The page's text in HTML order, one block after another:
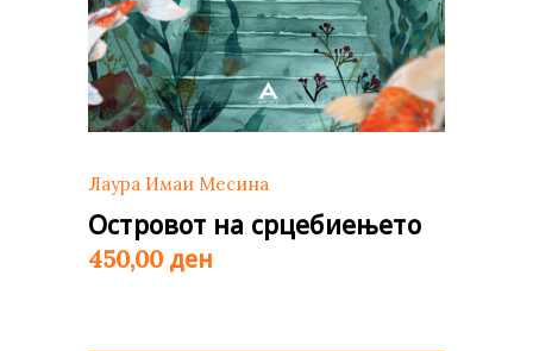
Лаура Имаи Месина
Островот на срцебиењето
450,00 ден